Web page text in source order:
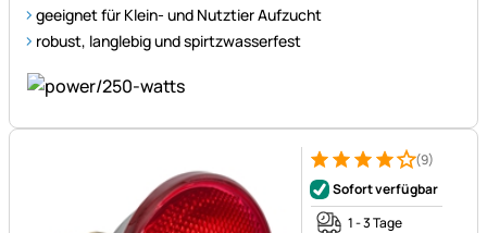
geeignet für Klein- und Nutztier Aufzucht
robust, langlebig und spirtzwasserfest
Bewertung: 4 von 5 (9
9 Bewertungen
(9)
Sofort verfügbar
1 - 3 Tage